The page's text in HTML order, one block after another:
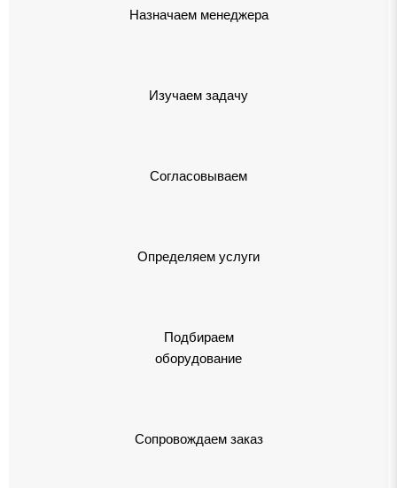
Назначаем менеджера
Изучаем задачу
Согласовываем
Определяем услуги
Подбираем
оборудование
Сопровождаем заказ